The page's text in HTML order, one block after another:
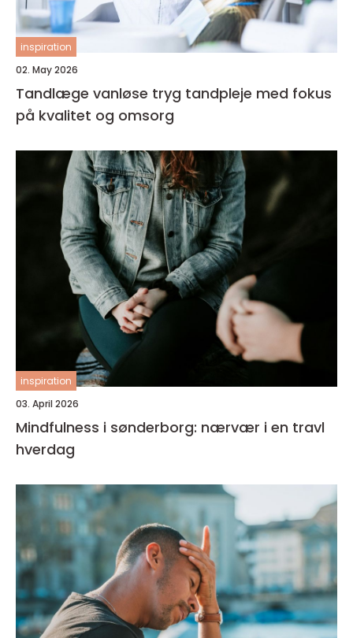
inspiration
02. May 2026
Tandlæge vanløse tryg tandpleje med fokus
på kvalitet og omsorg
inspiration
03. April 2026
Mindfulness i sønderborg: nærvær i en travl
hverdag